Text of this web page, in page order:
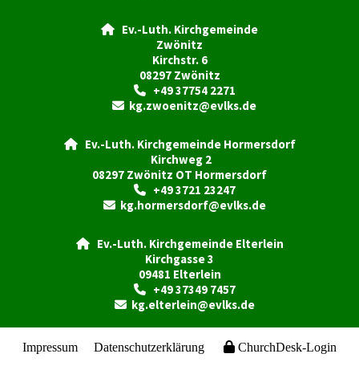

Ev.-Luth. Kirchgemeinde
Zwönitz
Kirchstr. 6
08297 Zwönitz
+49 37754 2271
 kg.zwoenitz@evlks.de
Ev.-Luth. Kirchgemeinde Hormersdorf
Kirchweg 2
08297 Zwönitz OT Hormersdorf
+49 3721 23247
 kg.hormersdorf@evlks.de
Ev.-Luth. Kirchgemeinde Elterlein
Kirchgasse 3
09481 Elterlein
+49 37349 7457
 kg.elterlein@evlks.de
Impressum Datenschutzerklärung ChurchDesk-Login